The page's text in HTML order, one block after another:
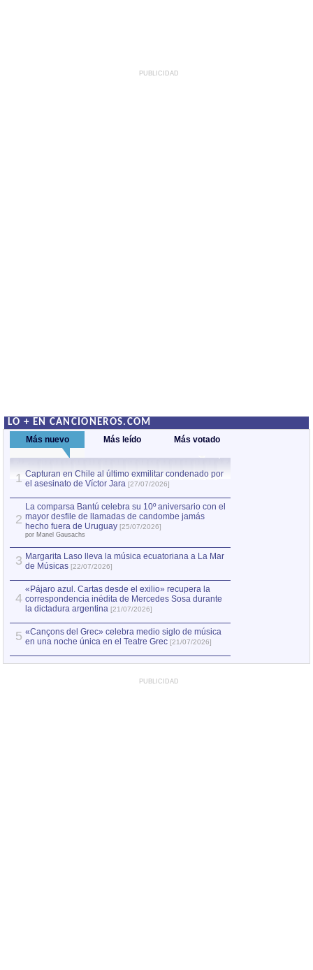
PUBLICIDAD
LO + EN CANCIONEROS.COM
Más nuevo Más leído Más votado
1 Capturan en Chile al último exmilitar condenado por
el asesinato de Víctor Jara [27/07/2026]
2
La comparsa Bantú celebra su 10º aniversario con el
mayor desfile de llamadas de candombe jamás
hecho fuera de Uruguay [25/07/2026]
por Manel Gausachs
3 Margarita Laso lleva la música ecuatoriana a La Mar
de Músicas [22/07/2026]
4
«Pájaro azul. Cartas desde el exilio» recupera la
correspondencia inédita de Mercedes Sosa durante
la dictadura argentina [21/07/2026]
5 «Cançons del Grec» celebra medio siglo de música
en una noche única en el Teatre Grec [21/07/2026]
PUBLICIDAD